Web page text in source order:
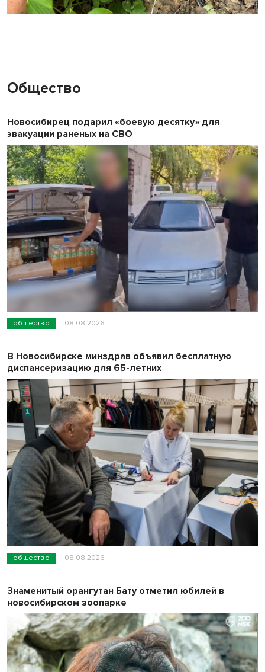
Общество
общество 08.08.2026
Новосибирец подарил «боевую десятку» для
эвакуации раненых на СВО
общество 08.08.2026
В Новосибирске минздрав объявил бесплатную
диспансеризацию для 65-летних
Знаменитый орангутан Бату отметил юбилей в
новосибирском зоопарке